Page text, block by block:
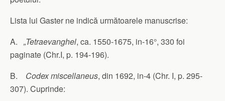
Lista lui Gaster ne indică următoarele manuscrise:
A. „Tetraevanghel, ca. 1550-1675, in-16°, 330 foi
paginate (Chr.I, p. 194-196).
B. Codex miscellaneus, din 1692, in-4 (Chr. I, p. 295-
307). Cuprinde: